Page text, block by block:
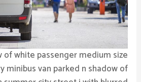
of white passenger medium size
minibus van parked n shadow of